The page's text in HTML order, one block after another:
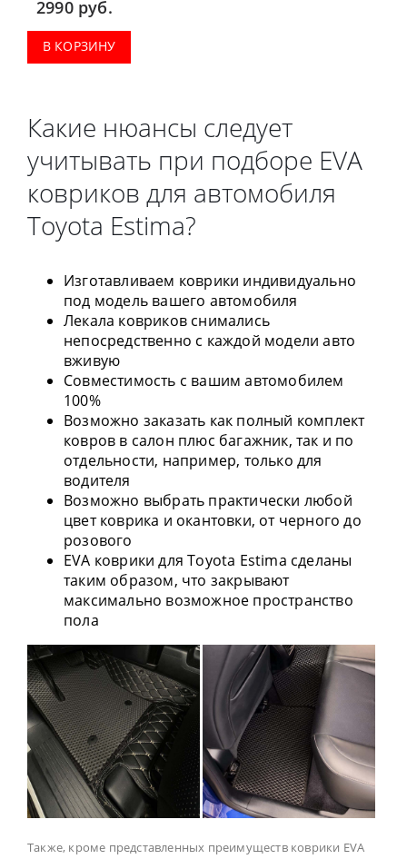
2990 руб.
В КОРЗИНУ
Какие нюансы следует
учитывать при подборе EVA
ковриков для автомобиля
Toyota Estima?
Изготавливаем коврики индивидуально
под модель вашего автомобиля
Лекала ковриков снимались
непосредственно с каждой модели авто
вживую
Совместимость с вашим автомобилем
100%
Возможно заказать как полный комплект
ковров в салон плюс багажник, так и по
отдельности, например, только для
водителя
Возможно выбрать практически любой
цвет коврика и окантовки, от черного до
розового
EVA коврики для Toyota Estima сделаны
таким образом, что закрывают
максимально возможное пространство
пола
Также, кроме представленных преимуществ коврики EVA